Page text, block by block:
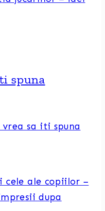
spuna
vrea sa iti spuna